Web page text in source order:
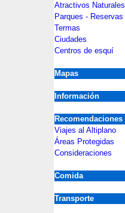
Atractivos Naturales
Parques - Reservas
Termas
Ciudades
Centros de esquí
Mapas
Información
Recomendaciones
Viajes al Altiplano
Áreas Protegidas
Consideraciones
Comida
Transporte